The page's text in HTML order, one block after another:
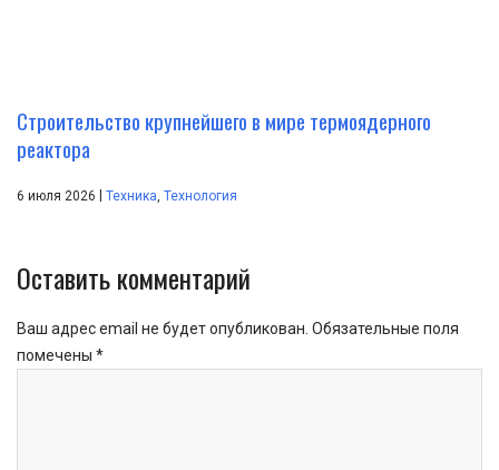
Строительство крупнейшего в мире термоядерного
реактора
6 июля 2026 Техника, Технология
Оставить комментарий
Ваш адрес email не будет опубликован. Обязательные поля
помечены *